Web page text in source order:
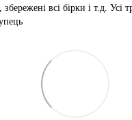
збережені всі бірки і т.д. Усі